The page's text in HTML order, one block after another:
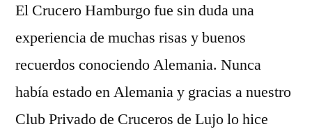
El Crucero Hamburgo fue sin duda una
experiencia de muchas risas y buenos
recuerdos conociendo Alemania. Nunca
había estado en Alemania y gracias a nuestro
Club Privado de Cruceros de Lujo lo hice